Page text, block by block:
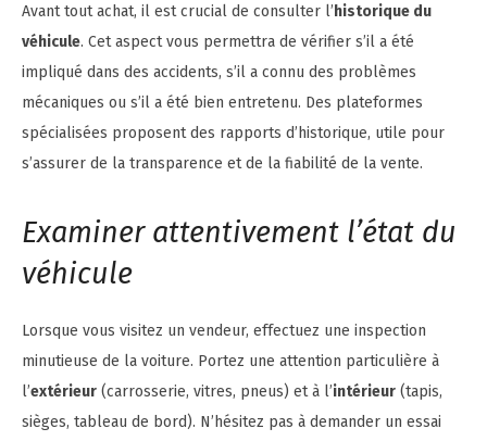
Avant tout achat, il est crucial de consulter l’ historique du
véhicule. Cet aspect vous permettra de vérifier s’il a été
impliqué dans des accidents, s’il a connu des problèmes
mécaniques ou s’il a été bien entretenu. Des plateformes
spécialisées proposent des rapports d’historique, utile pour
s’assurer de la transparence et de la fiabilité de la vente.
Examiner attentivement l’état du
véhicule
Lorsque vous visitez un vendeur, effectuez une inspection
minutieuse de la voiture. Portez une attention particulière à
l’extérieur (carrosserie, vitres, pneus) et à l’intérieur (tapis,
sièges, tableau de bord). N’hésitez pas à demander un essai